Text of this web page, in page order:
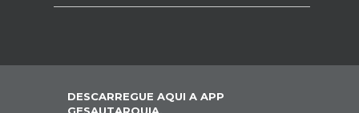
DESCARREGUE AQUI A APP